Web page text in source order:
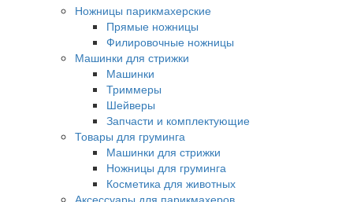
Ножницы парикмахерские
Прямые ножницы
Филировочные ножницы
Машинки для стрижки
Машинки
Триммеры
Шейверы
Запчасти и комплектующие
Товары для груминга
Машинки для стрижки
Ножницы для груминга
Косметика для животных
Аксессуары для парикмахеров